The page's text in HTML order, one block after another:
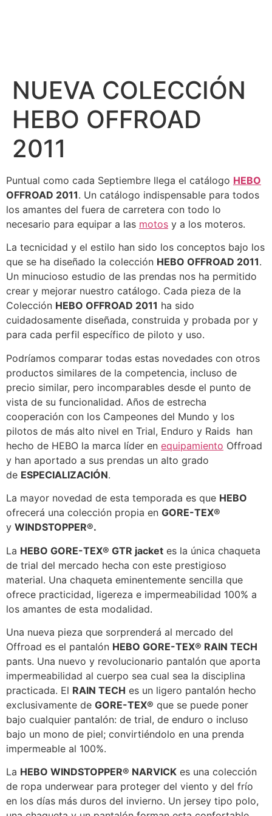
NUEVA COLECCIÓN
HEBO OFFROAD
2011
Puntual como cada Septiembre llega el catálogo HEBO
OFFROAD 2011. Un catálogo indispensable para todos
los amantes del fuera de carretera con todo lo
necesario para equipar a las motos y a los moteros.
La tecnicidad y el estilo han sido los conceptos bajo los
que se ha diseñado la colección HEBO OFFROAD 2011.
Un minucioso estudio de las prendas nos ha permitido
crear y mejorar nuestro catálogo. Cada pieza de la
Colección HEBO OFFROAD 2011 ha sido
cuidadosamente diseñada, construida y probada por y
para cada perfil específico de piloto y uso.
Podríamos comparar todas estas novedades con otros
productos similares de la competencia, incluso de
precio similar, pero incomparables desde el punto de
vista de su funcionalidad. Años de estrecha
cooperación con los Campeones del Mundo y los
pilotos de más alto nivel en Trial, Enduro y Raids han
hecho de HEBO la marca líder en equipamiento Offroad
y han aportado a sus prendas un alto grado
de ESPECIALIZACIÓN.
La mayor novedad de esta temporada es que HEBO
ofrecerá una colección propia en GORE-TEX®
y WINDSTOPPER®.
La HEBO GORE-TEX® GTR jacket es la única chaqueta
de trial del mercado hecha con este prestigioso
material. Una chaqueta eminentemente sencilla que
ofrece practicidad, ligereza e impermeabilidad 100% a
los amantes de esta modalidad.
Una nueva pieza que sorprenderá al mercado del
Offroad es el pantalón HEBO GORE-TEX® RAIN TECH
pants. Una nuevo y revolucionario pantalón que aporta
impermeabilidad al cuerpo sea cual sea la disciplina
practicada. El RAIN TECH es un ligero pantalón hecho
exclusivamente de GORE-TEX® que se puede poner
bajo cualquier pantalón: de trial, de enduro o incluso
bajo un mono de piel; convirtiéndolo en una prenda
impermeable al 100%.
La HEBO WINDSTOPPER® NARVICK es una colección
de ropa underwear para proteger del viento y del frío
en los días más duros del invierno. Un jersey tipo polo,